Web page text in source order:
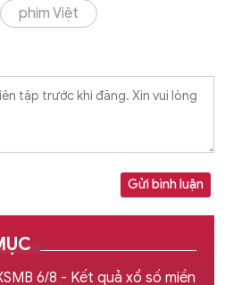
phim Việt
Gửi bình luận
6/8 - Kết quả xổ số miền